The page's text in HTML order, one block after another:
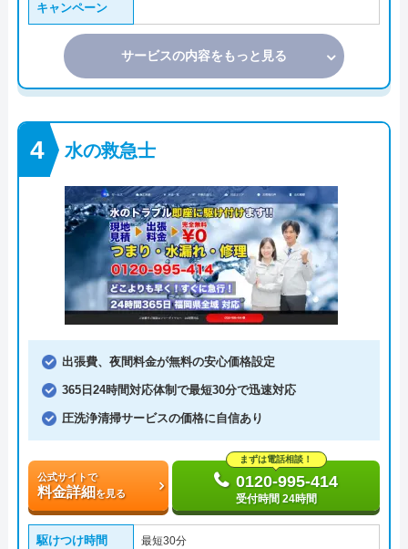
キャンペーン
サービスの内容をもっと見る
水の救急士
出張費、夜間料金が無料の安心価格設定
365日24時間対応体制で最短30分で迅速対応
圧洗浄清掃サービスの価格に自信あり
公式サイトで
料金詳細を見る
まずは電話相談！
0120-995-414
受付時間 24時間
駆けつけ時間 最短30分